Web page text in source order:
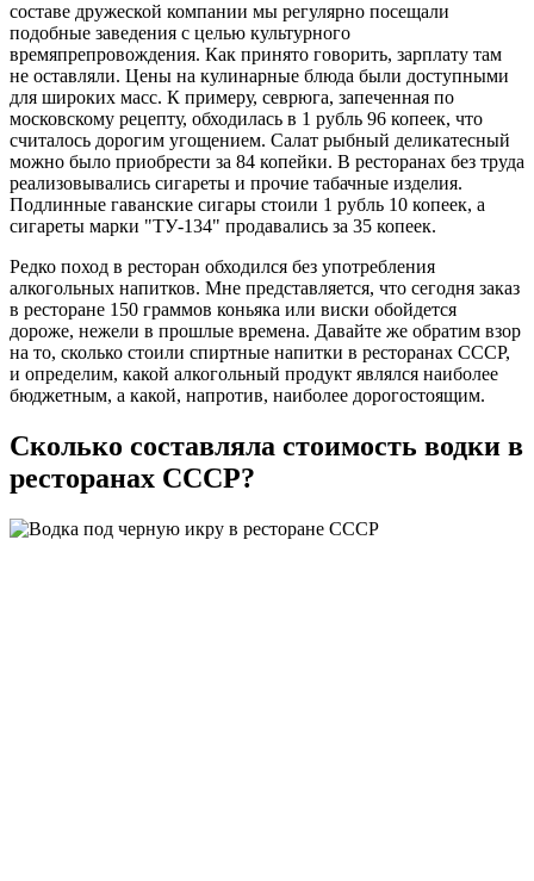
составе дружеской компании мы регулярно посещали
подобные заведения с целью культурного
времяпрепровождения. Как принято говорить, зарплату там
не оставляли. Цены на кулинарные блюда были доступными
для широких масс. К примеру, севрюга, запеченная по
московскому рецепту, обходилась в 1 рубль 96 копеек, что
считалось дорогим угощением. Салат рыбный деликатесный
можно было приобрести за 84 копейки. В ресторанах без труда
реализовывались сигареты и прочие табачные изделия.
Подлинные гаванские сигары стоили 1 рубль 10 копеек, а
сигареты марки "ТУ-134" продавались за 35 копеек.
Редко поход в ресторан обходился без употребления
алкогольных напитков. Мне представляется, что сегодня заказ
в ресторане 150 граммов коньяка или виски обойдется
дороже, нежели в прошлые времена. Давайте же обратим взор
на то, сколько стоили спиртные напитки в ресторанах СССР,
и определим, какой алкогольный продукт являлся наиболее
бюджетным, а какой, напротив, наиболее дорогостоящим.
Сколько составляла стоимость водки в
ресторанах СССР?